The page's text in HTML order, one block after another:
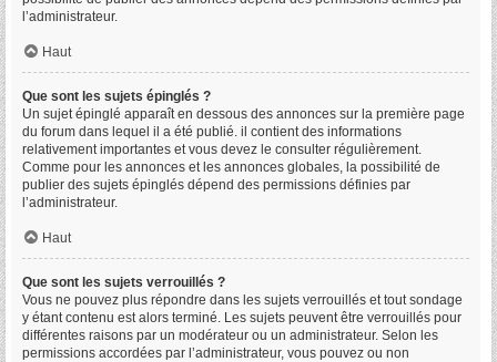
l’administrateur.
Haut
Que sont les sujets épinglés ?
Un sujet épinglé apparaît en dessous des annonces sur la première page
du forum dans lequel il a été publié. il contient des informations
relativement importantes et vous devez le consulter régulièrement.
Comme pour les annonces et les annonces globales, la possibilité de
publier des sujets épinglés dépend des permissions définies par
l’administrateur.
Haut
Que sont les sujets verrouillés ?
Vous ne pouvez plus répondre dans les sujets verrouillés et tout sondage
y étant contenu est alors terminé. Les sujets peuvent être verrouillés pour
différentes raisons par un modérateur ou un administrateur. Selon les
permissions accordées par l’administrateur, vous pouvez ou non